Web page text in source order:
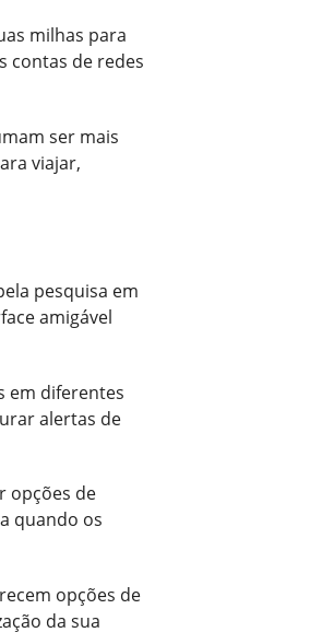
milhas para
contas de redes
ser mais
viajar,
pesquisa em
amigável
em diferentes
alertas de
opções de
quando os
opções de
da sua